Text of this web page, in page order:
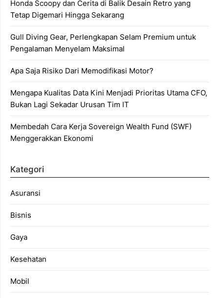
Honda Scoopy dan Cerita di Balik Desain Retro yang
Tetap Digemari Hingga Sekarang
Gull Diving Gear, Perlengkapan Selam Premium untuk
Pengalaman Menyelam Maksimal
Apa Saja Risiko Dari Memodifikasi Motor?
Mengapa Kualitas Data Kini Menjadi Prioritas Utama CFO,
Bukan Lagi Sekadar Urusan Tim IT
Membedah Cara Kerja Sovereign Wealth Fund (SWF)
Menggerakkan Ekonomi
Kategori
Asuransi
Bisnis
Gaya
Kesehatan
Mobil